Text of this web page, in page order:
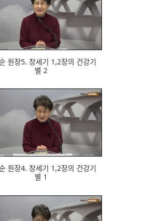
원장5. 창세기 1,2장의 건강기
별 2
원장4. 창세기 1,2장의 건강기
별 1